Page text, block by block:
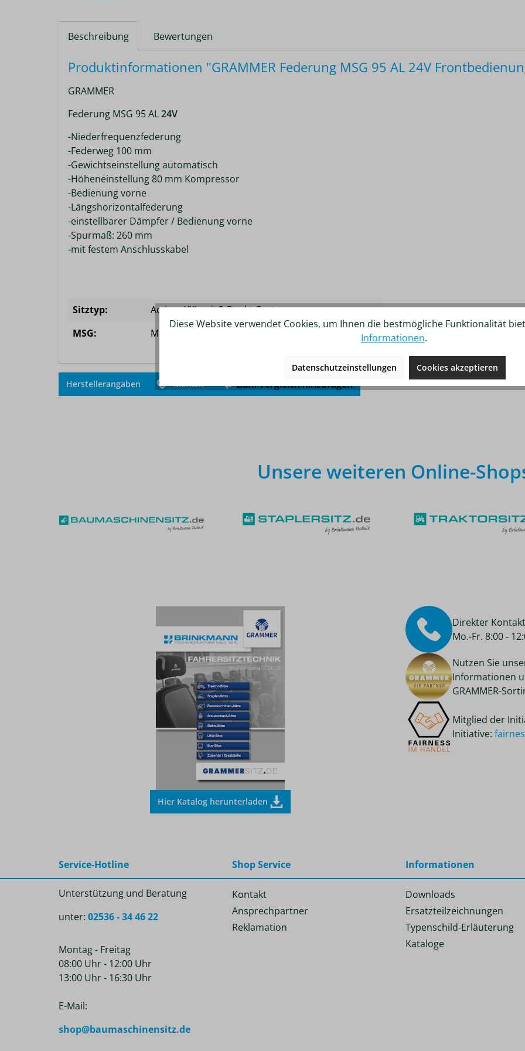
Beschreibung Bewertungen
Produktinformationen "GRAMMER Federung MSG 95 AL 24V
GRAMMER
Federung MSG 95 AL24V
-Niederfrequenzfederung
-Federweg 100 mm
-Gewichtseinstellung automatisch
-Höheneinstellung 80 mm Kompressor
-Bedienung vorne
-Längshorizontalfederung
-einstellbarer Dämpfer / Bedienung vorne
-Spurmaß: 260 mm
-mit festem Anschlusskabel
Sitztyp:
Actimo XXL mit 3-Punkt Gurt
MSG:
MSG 95 AL
Herstellerangaben Merken Zum Vergleich hinzufügen
Unsere weiteren Online-
Hier Katalog herunterladen
Direkter
Mo.-Fr. 8:00 -
Nutzen Sie
Informationen
GRAMMER-
Mitglied der
Initiative:
Service-Hotline
Unterstützung und Beratung
unter: 02536 - 34 46 22
Montag - Freitag
08:00 Uhr - 12:00 Uhr
13:00 Uhr - 16:30 Uhr
E-Mail:
shop@baumaschinensitz.de
Shop Service
Kontakt
Ansprechpartner
Reklamation
Informationen
Downloads
Ersatzteilzeichnungen
Typenschild-Erläuterung
Kataloge
Diese Website verwendet Cookies, um Ihnen die bestmögliche Funktionalität
Informationen.
Datenschutzeinstellungen Cookies akzeptieren